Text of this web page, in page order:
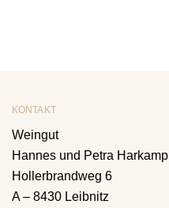
KONTAKT
Weingut
Hannes und Petra Harkamp
Hollerbrandweg 6
A – 8430 Leibnitz